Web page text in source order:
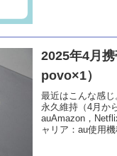
2025年4月
povo×1）
最近はこんな感
永久維持（4月か
auAmazon，
ャリア：au使用